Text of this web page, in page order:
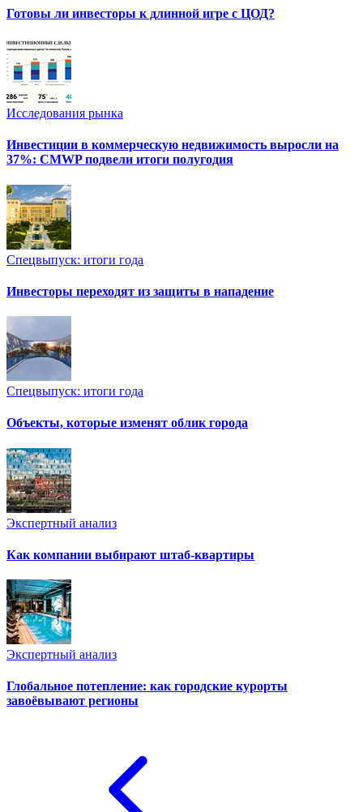
Готовы ли инвесторы к длинной игре с ЦОД?
Исследования рынка
Инвестиции в коммерческую недвижимость выросли на
37%: CMWP подвели итоги полугодия
Спецвыпуск: итоги года
Инвесторы переходят из защиты в нападение
Спецвыпуск: итоги года
Объекты, которые изменят облик города
Экспертный анализ
Как компании выбирают штаб-квартиры
Экспертный анализ
Глобальное потепление: как городские курорты
завоёвывают регионы